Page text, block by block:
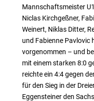
Mannschaftsmeister
Niclas Kirchgeßner,
Weinert, Niklas Ditter,
und Fabienne Pavlovic
vorgenommen – und
mit einem starken 8:0
reichte ein 4:4 gegen
für den Sieg in der
Eggensteiner den